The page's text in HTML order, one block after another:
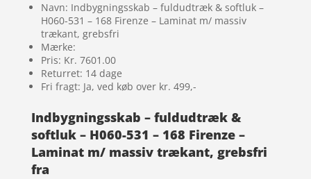
Navn: Indbygningsskab – fuldudtræk & softluk –
H060-531 – 168 Firenze – Laminat m/ massiv
trækant, grebsfri
Mærke:
Pris: Kr. 7601.00
Returret: 14 dage
Fri fragt: Ja, ved køb over kr. 499,-
Indbygningsskab – fuldudtræk &
softluk – H060-531 – 168 Firenze –
Laminat m/ massiv trækant, grebsfri
fra